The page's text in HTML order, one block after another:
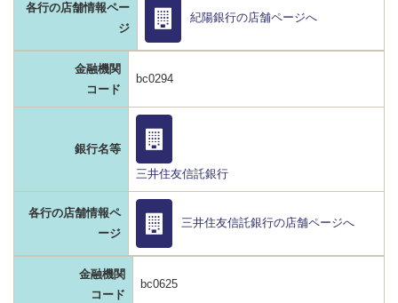
各行の店舗情報ペー
ジ
紀陽銀行の店舗ページへ
金融機関
コード
bc0294
銀行名等
三井住友信託銀行
各行の店舗情報ペ
ージ
三井住友信託銀行の店舗ページへ
金融機関
コード
bc0625